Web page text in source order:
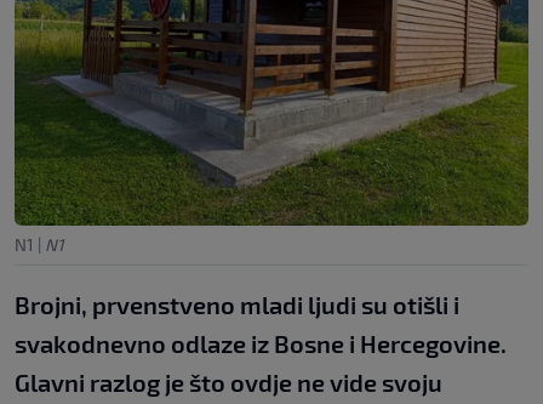
N1 | N1
Brojni, prvenstveno mladi ljudi su otišli i
svakodnevno odlaze iz Bosne i Hercegovine.
Glavni razlog je što ovdje ne vide svoju